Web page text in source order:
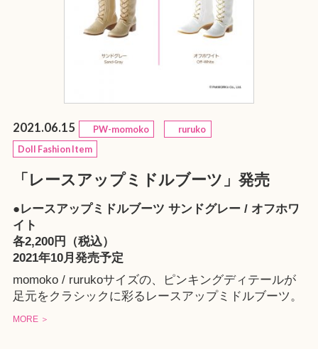
2021.06.15 PW-momoko
ruruko
Doll Fashion Item
「レースアップミドルブーツ」発売
●レースアップミドルブーツ サンドグレー / オフホワ
イト
各2,200円（税込）
2021年10月発売予定
momoko / rurukoサイズの、ピンキングディテールが
足元をクラシックに彩るレースアップミドルブーツ。
MORE ＞